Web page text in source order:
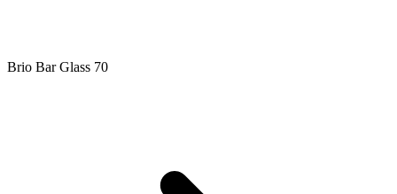
Brio Bar Glass 70